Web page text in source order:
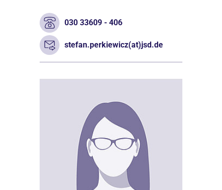
030 33609 - 406
stefan.perkiewicz(at)jsd.de